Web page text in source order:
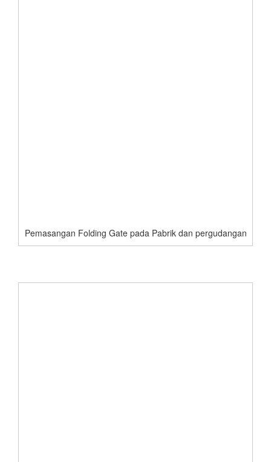
Pemasangan Folding Gate pada Pabrik dan pergudangan